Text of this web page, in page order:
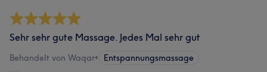
Sehr sehr gute Massage. Jedes Mal sehr gut
Behandelt von Waqar• Entspannungsmassage